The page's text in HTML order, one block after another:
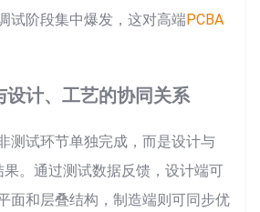
试阶段集中爆发，这对高端PCBA
设计、工艺的协同关系
测试环节单独完成，而是设计与
果。通过测试数据反馈，设计端可
面和层叠结构，制造端则可同步优